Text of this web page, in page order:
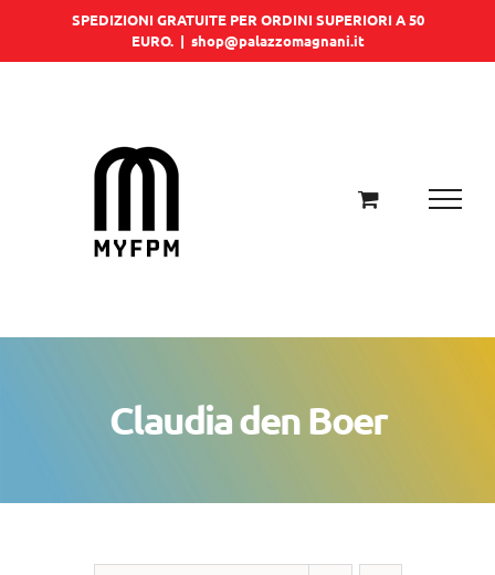
SPEDIZIONI GRATUITE PER ORDINI SUPERIORI A 50
EURO. | shop@palazzomagnani.it
Claudia den Boer